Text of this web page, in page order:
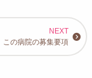
この病院の募集要項